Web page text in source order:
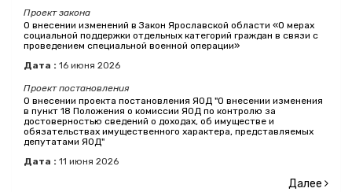
Проект закона
О внесении изменений в Закон Ярославской области «О мерах
социальной поддержки отдельных категорий граждан в связи с
проведением специальной военной операции»
Дата : 16 июня 2026
Проект постановления
О внесении проекта постановления ЯОД "О внесении изменения
в пункт 18 Положения о комиссии ЯОД по контролю за
достоверностью сведений о доходах, об имуществе и
обязательствах имущественного характера, представляемых
депутатами ЯОД"
Дата : 11 июня 2026
Далее